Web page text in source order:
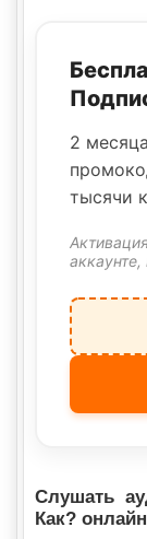
2
тысячи
Слушать
Как? онлайн